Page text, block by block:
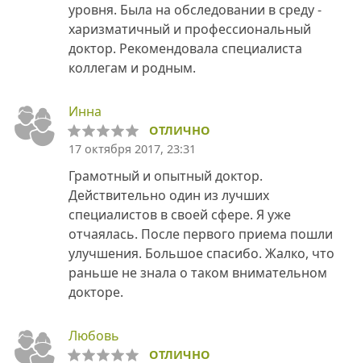
уровня. Была на обследовании в среду -
харизматичный и профессиональный
доктор. Рекомендовала специалиста
коллегам и родным.
Инна
ОТЛИЧНО
17 октября 2017, 23:31
Грамотный и опытный доктор.
Действительно один из лучших
специалистов в своей сфере. Я уже
отчаялась. После первого приема пошли
улучшения. Большое спасибо. Жалко, что
раньше не знала о таком внимательном
докторе.
Любовь
ОТЛИЧНО